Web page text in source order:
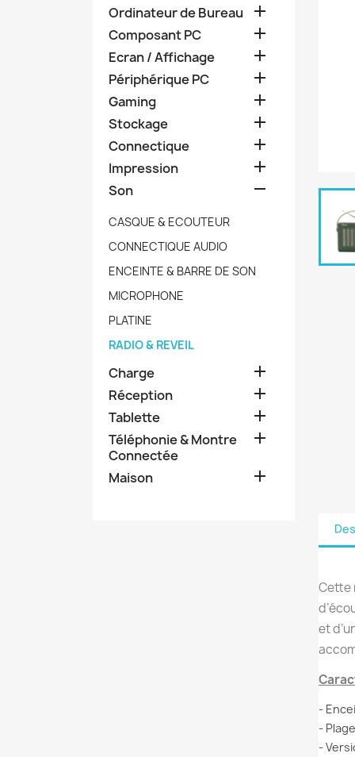
Ordinateur de Bureau 
Composant PC 
Ecran / Affichage 
Périphérique PC 
Gaming 
Stockage 
Connectique 
Impression 
Son 
CASQUE & ECOUTEUR
CONNECTIQUE AUDIO
ENCEINTE & BARRE DE SON
MICROPHONE
PLATINE
RADIO & REVEIL
Charge 
Réception 
Tablette 
Téléphonie & Montre
Connectée

Maison 
Cette
et
-
-
-